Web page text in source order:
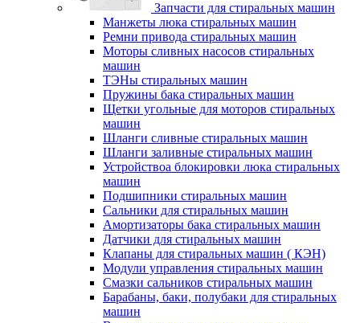
Запчасти для стиральных машин
Манжеты люка стиральных машин
Ремни привода стиральных машин
Моторы сливных насосов стиральных
машин
ТЭНы стиральных машин
Пружины бака стиральных машин
Щетки угольные для моторов стиральных
машин
Шланги сливные стиральных машин
Шланги заливные стиральных машин
Устройствоа блокировки люка стиральных
машин
Подшипники стиральных машин
Сальники для стиральных машин
Амортизаторы бака стиральных машин
Датчики для стиральных машин
Клапаны для стиральных машин ( КЭН)
Модули управления стиральных машин
Смазки сальников стиральных машин
Барабаны, баки, полубаки для стиральных
машин